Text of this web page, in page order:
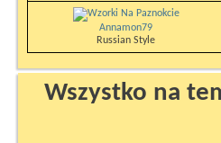
Annamon79
Russian Style
Wszystko na